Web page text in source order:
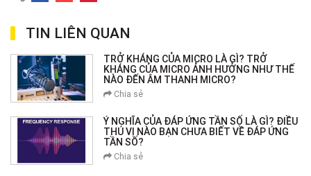
TIN LIÊN QUAN
TRỞ KHÁNG CỦA MICRO LÀ GÌ? TRỞ
KHÁNG CỦA MICRO ẢNH HƯỞNG NHƯ THẾ
NÀO ĐẾN ÂM THANH MICRO?
Chia sẻ
Ý NGHĨA CỦA ĐÁP ỨNG TẦN SỐ LÀ GÌ? ĐIỀU
THÚ VỊ NÀO BẠN CHƯA BIẾT VỀ ĐÁP ỨNG
TẦN SỐ?
Chia sẻ